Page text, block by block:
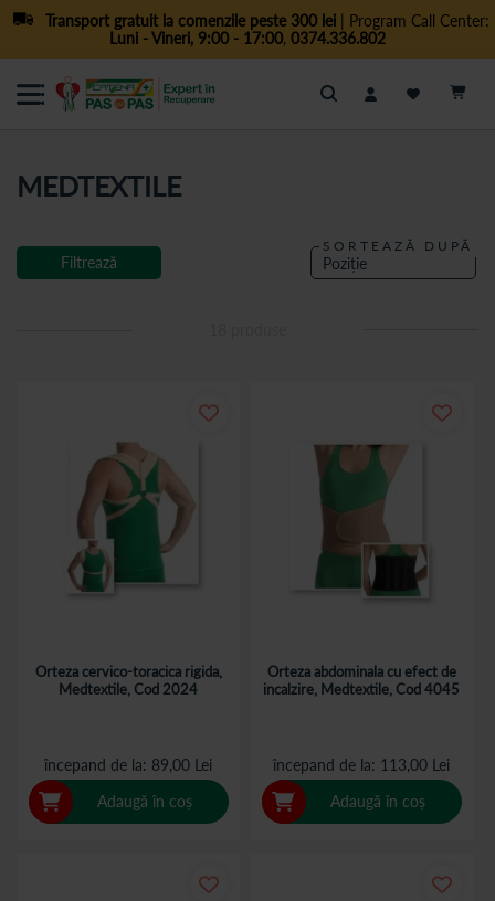
Transport gratuit la comenzile peste 300 lei| Program Call Center:
Luni - Vineri, 9:00 - 17:00, 0374.336.802
Cautare
MEDTEXTILE
SORTEAZĂ DUPĂ
Orteza cervico-toracica rigida,
Medtextile, Cod 2024
începand de la 89,00 Lei
Adaugă în coș
Orteza abdominala cu efect de
incalzire, Medtextile, Cod 4045
începand de la 113,00 Lei
Adaugă în coș
Filtrează